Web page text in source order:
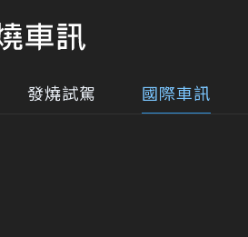
發燒試駕 國際車訊